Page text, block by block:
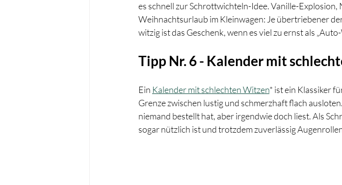
es schnell zur Schrottwichteln-Idee. Vanille-
Weihnachtsurlaub im Kleinwagen: Je übertriebener
witzig ist das Geschenk, wenn es viel zu ernst als
Tipp Nr. 6 - Kalender mit
Ein Kalender mit schlechten Witzen* ist ein Klassiker
Grenze zwischen lustig und schmerzhaft flach
niemand bestellt hat, aber irgendwie doch liest. Als
sogar nützlich ist und trotzdem zuverlässig